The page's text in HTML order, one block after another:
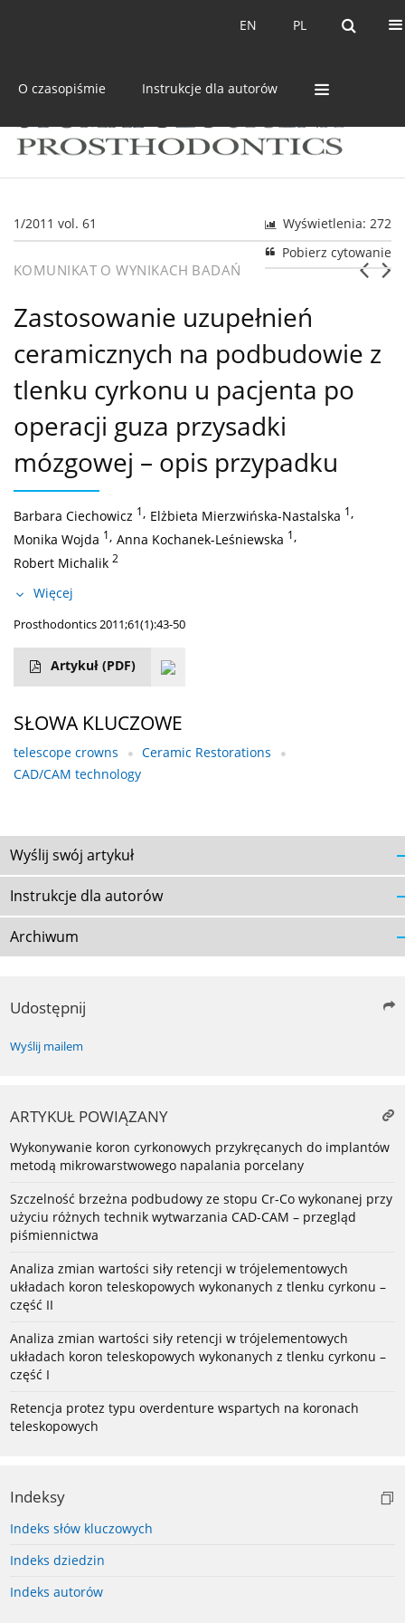
PL
EN PL
EN
O czasopiśmie Instrukcje dla autorów
1/2011 vol. 61
Wyświetlenia: 272
Pobierz cytowanie
KOMUNIKAT O WYNIKACH BADAŃ
Zastosowanie uzupełnień
ceramicznych na podbudowie z
tlenku cyrkonu u pacjenta po
operacji guza przysadki
mózgowej – opis przypadku
Barbara Ciechowicz 1, Elżbieta Mierzwińska-Nastalska 1,
Monika Wojda 1, Anna Kochanek-Leśniewska 1,
Robert Michalik 2
Więcej
Prosthodontics 2011;61(1):43-50
Artykuł (PDF)
SŁOWA KLUCZOWE
telescope crowns
Ceramic Restorations
CAD/CAM technology
Wyślij swój artykuł
Instrukcje dla autorów
Archiwum
Udostępnij
Wyślij mailem
ARTYKUŁ POWIĄZANY
Wykonywanie koron cyrkonowych przykręcanych do implantów
metodą mikrowarstwowego napalania porcelany
Szczelność brzeżna podbudowy ze stopu Cr-Co wykonanej przy
użyciu różnych technik wytwarzania CAD-CAM – przegląd
piśmiennictwa
Analiza zmian wartości siły retencji w trójelementowych
układach koron teleskopowych wykonanych z tlenku cyrkonu –
część II
Analiza zmian wartości siły retencji w trójelementowych
układach koron teleskopowych wykonanych z tlenku cyrkonu –
część I
Retencja protez typu overdenture wspartych na koronach
teleskopowych
Indeksy
Indeks słów kluczowych
Indeks dziedzin
Indeks autorów